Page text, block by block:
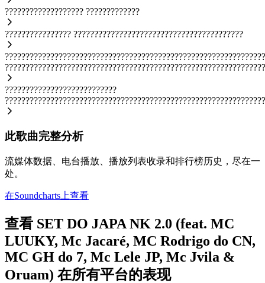
??????????????????? ?????????????
???????????????? ?????????????????????????????????????????
???????????????????????????
此歌曲完整分析
流媒体数据、电台播放、播放列表收录和排行榜历史，尽在一
处。
在Soundcharts上查看
查看 SET DO JAPA NK 2.0 (feat. MC
LUUKY, Mc Jacaré, MC Rodrigo do CN,
MC GH do 7, Mc Lele JP, Mc Jvila &
Oruam) 在所有平台的表现